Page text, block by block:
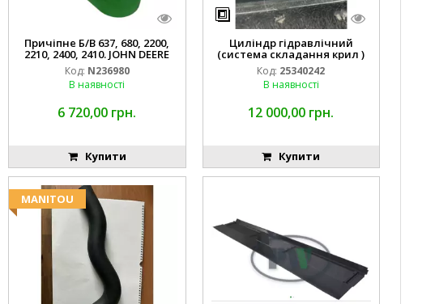
Причіпне Б/В 637, 680, 2200,
2210, 2400, 2410. JOHN DEERE
Код: N236980
В наявності
6 720,00 грн.
Купити
Циліндр гідравлічний
(система складання крил )
Код: 25340242
В наявності
12 000,00 грн.
Купити
MANITOU